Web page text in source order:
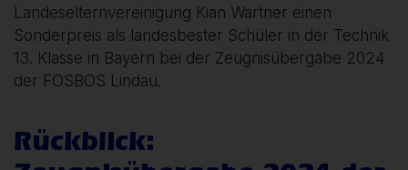
Landeselternvereinigung Kian Wartner einen
Sonderpreis als landesbester Schüler in der Technik
13. Klasse in Bayern bei der Zeugnisübergabe 2024
der FOSBOS Lindau.
Rückblick: